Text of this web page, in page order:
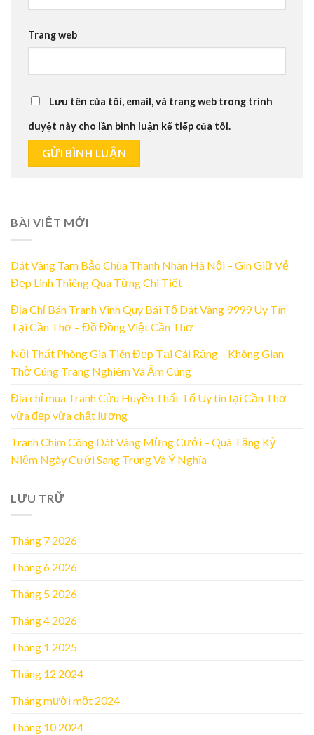
Trang web
Lưu tên của tôi, email, và trang web trong trình
duyệt này cho lần bình luận kế tiếp của tôi.
BÀI VIẾT MỚI
Dát Vàng Tam Bảo Chùa Thanh Nhàn Hà Nội – Gìn Giữ Vẻ
Đẹp Linh Thiêng Qua Từng Chi Tiết
Địa Chỉ Bán Tranh Vinh Quy Bái Tổ Dát Vàng 9999 Uy Tín
Tại Cần Thơ – Đồ Đồng Việt Cần Thơ
Nội Thất Phòng Gia Tiên Đẹp Tại Cái Răng – Không Gian
Thờ Cúng Trang Nghiêm Và Ấm Cúng
Địa chỉ mua Tranh Cửu Huyền Thất Tổ Uy tín tại Cần Thơ
vừa đẹp vừa chất lượng
Tranh Chim Công Dát Vàng Mừng Cưới – Quà Tặng Kỷ
Niệm Ngày Cưới Sang Trọng Và Ý Nghĩa
LƯU TRỮ
Tháng 7 2026
Tháng 6 2026
Tháng 5 2026
Tháng 4 2026
Tháng 1 2025
Tháng 12 2024
Tháng mười một 2024
Tháng 10 2024